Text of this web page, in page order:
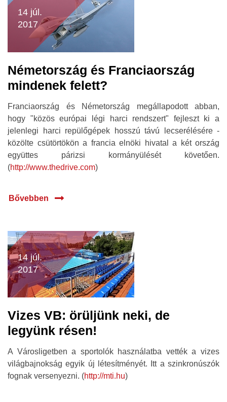
14 júl.
2017
Németország és Franciaország
mindenek felett?
Franciaország és Németország megállapodott abban,
hogy "közös európai légi harci rendszert" fejleszt ki a
jelenlegi harci repülőgépek hosszú távú lecserélésére -
közölte csütörtökön a francia elnöki hivatal a két ország
együttes párizsi kormányülését követően.
(http://www.thedrive.com)
Bővebben
14 júl.
2017
Vizes VB: örüljünk neki, de
legyünk résen!
A Városligetben a sportolók használatba vették a vizes
világbajnokság egyik új létesítményét. Itt a szinkronúszók
fognak versenyezni. (http://mti.hu)